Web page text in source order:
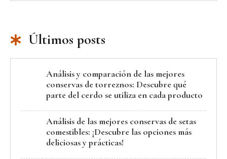
Últimos posts
Análisis y comparación de las mejores
conservas de torreznos: Descubre qué
parte del cerdo se utiliza en cada producto
Análisis de las mejores conservas de setas
comestibles: ¡Descubre las opciones más
deliciosas y prácticas!